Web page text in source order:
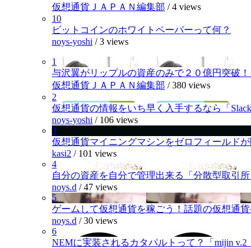
仮想通貨ＪＡＰＡＮ編集部 /4 views
10
ビットコインのホワイトペーパーって何？
noys-yoshi /3 views
1
与沢翼がリップルの資産のみで２０億円突破
仮想通貨ＪＡＰＡＮ編集部 /380 views
2
仮想通貨の情報をいち早く入手するなら「Slack
noys-yoshi / 106 views
3
仮想通貨マイニングマシンをゼロフィールドが
kasi2 / 101 views
4
自分の資産を自分で管理出来る「分散型取引所
noys.d /47 views
5
ゲームして仮想通貨を稼ごう！話題の仮想通貨
noys.d /30 views
6
NEMに実装されるカタパルトって？「mijin v.2